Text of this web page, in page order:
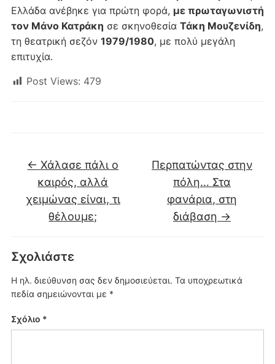
Ελλάδα ανέβηκε για πρώτη φορά, με πρωταγωνιστή
τον Μάνο Κατράκη σε σκηνοθεσία Τάκη Μουζενίδη,
τη θεατρική σεζόν 1979/1980, με πολύ μεγάλη
επιτυχία.
Post Views: 479
← Χάλασε πάλι ο
καιρός, αλλά
χειμώνας είναι, τι
θέλουμε;
Περπατώντας στην
πόλη… Στα
φανάρια, στη
διάβαση →
Σχολιάστε
Η ηλ. διεύθυνση σας δεν δημοσιεύεται. Τα υποχρεωτικά
πεδία σημειώνονται με *
Σχόλιο *